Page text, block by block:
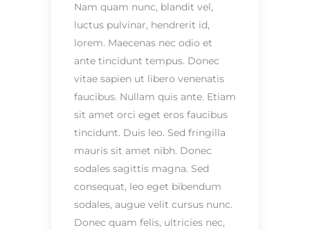
Nam quam nunc, blandit vel,
luctus pulvinar, hendrerit id,
lorem. Maecenas nec odio et
ante tincidunt tempus. Donec
vitae sapien ut libero venenatis
faucibus. Nullam quis ante. Etiam
sit amet orci eget eros faucibus
tincidunt. Duis leo. Sed fringilla
mauris sit amet nibh. Donec
sodales sagittis magna. Sed
consequat, leo eget bibendum
sodales, augue velit cursus nunc.
Donec quam felis, ultricies nec,